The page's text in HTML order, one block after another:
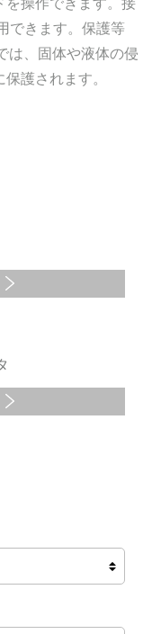
を操作できます。接
できます。保護等
は、固体や液体の侵
護されます。